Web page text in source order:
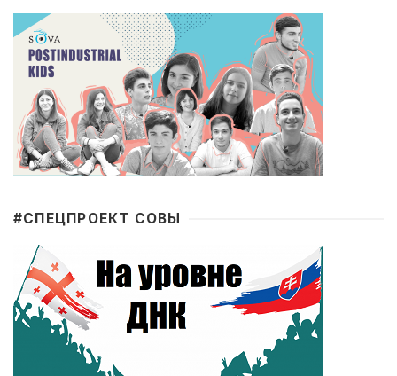
#CПЕЦПРОЕКТ СОВЫ